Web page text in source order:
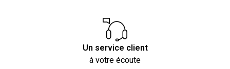
Un service client
à votre écoute